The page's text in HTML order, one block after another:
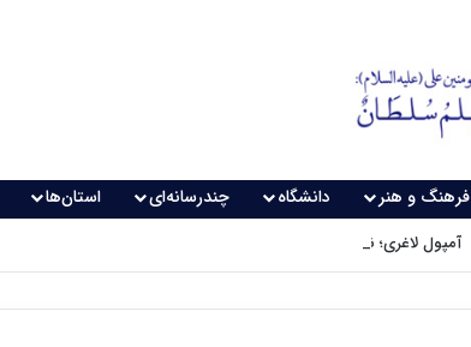
فرهنگ و هنر دانشگاه چندرسانه‌ای استان‌ها
آمپول لاغری؛ نسخه‌ای که بدون تغذیه خطرناک می‌شود